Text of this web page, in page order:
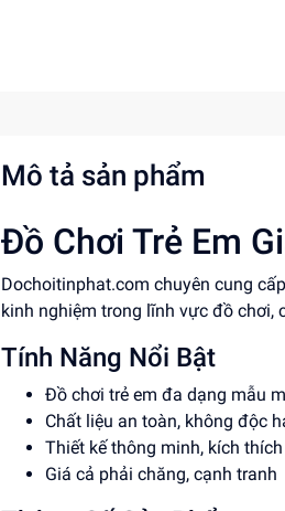
Mô tả sản phẩm
Đồ Chơi Trẻ Em
Dochoitinphat.com chuyên cung
kinh nghiệm trong lĩnh vực đồ chơi,
Tính Năng Nổi Bật
Đồ chơi trẻ em đa dạng mẫu
Chất liệu an toàn, không độc
Thiết kế thông minh, kích
Giá cả phải chăng, cạnh tranh